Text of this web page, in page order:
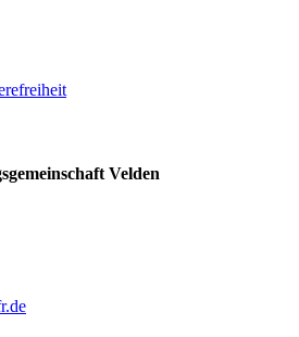
Velden